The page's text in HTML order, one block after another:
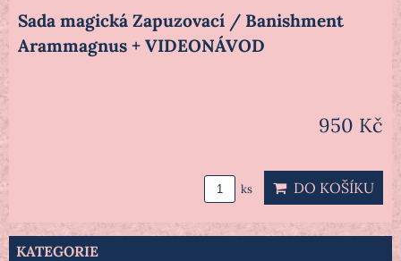
Sada magická Zapuzovací / Banishment
Arammagnus + VIDEONÁVOD
950 Kč
ks DO KOŠÍKU
KATEGORIE